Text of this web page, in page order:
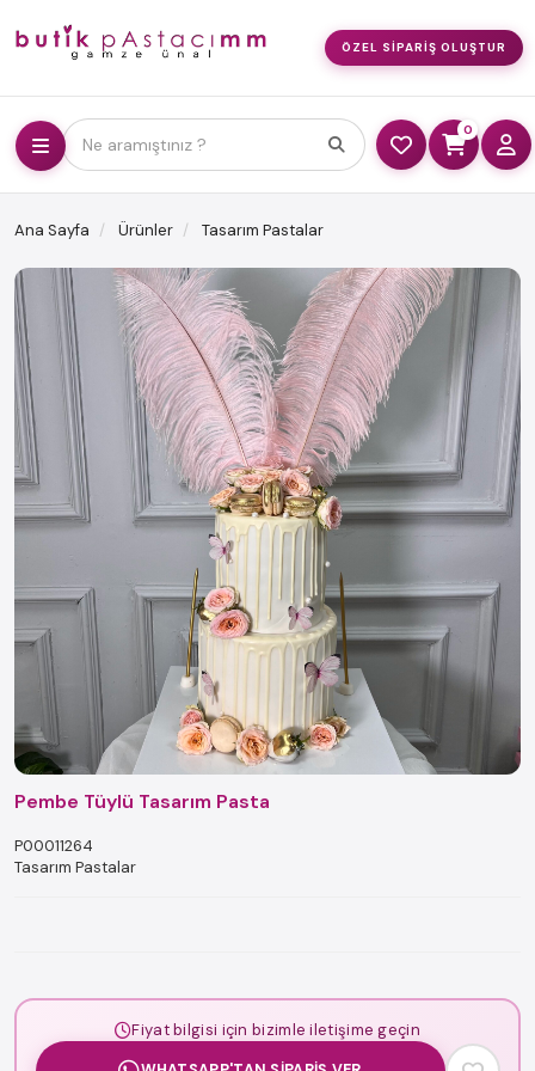
ÖZEL SIPARIŞ OLUŞTUR
Ne aramıştınız ?
0
Ana Sayfa Ürünler Tasarım Pastalar
Pembe Tüylü Tasarım Pasta
P00011264
Tasarım Pastalar
Fiyat bilgisi için bizimle iletişime geçin